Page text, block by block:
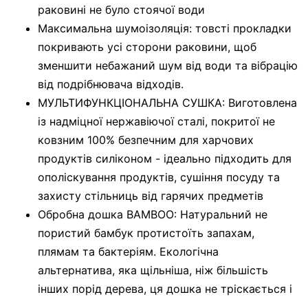
раковині не було стоячої води
Максимальна шумоізоляція: товсті прокладки
покривають усі сторони раковини, щоб
зменшити небажаний шум від води та вібрацію
від подрібнювача відходів.
МУЛЬТИФУНКЦІОНАЛЬНА СУШКА: Виготовлена
​​із надміцної нержавіючої сталі, покритої не
ковзним 100% безпечним для харчових
продуктів силіконом - ідеально підходить для
ополіскування продуктів, сушіння посуду та
захисту стільниць від гарячих предметів
Обробна дошка BAMBOO: Натуральний не
пористий бамбук протистоїть запахам,
плямам та бактеріям. Екологічна
альтернатива, яка щільніша, ніж більшість
інших порід дерева, ця дошка не тріскається і